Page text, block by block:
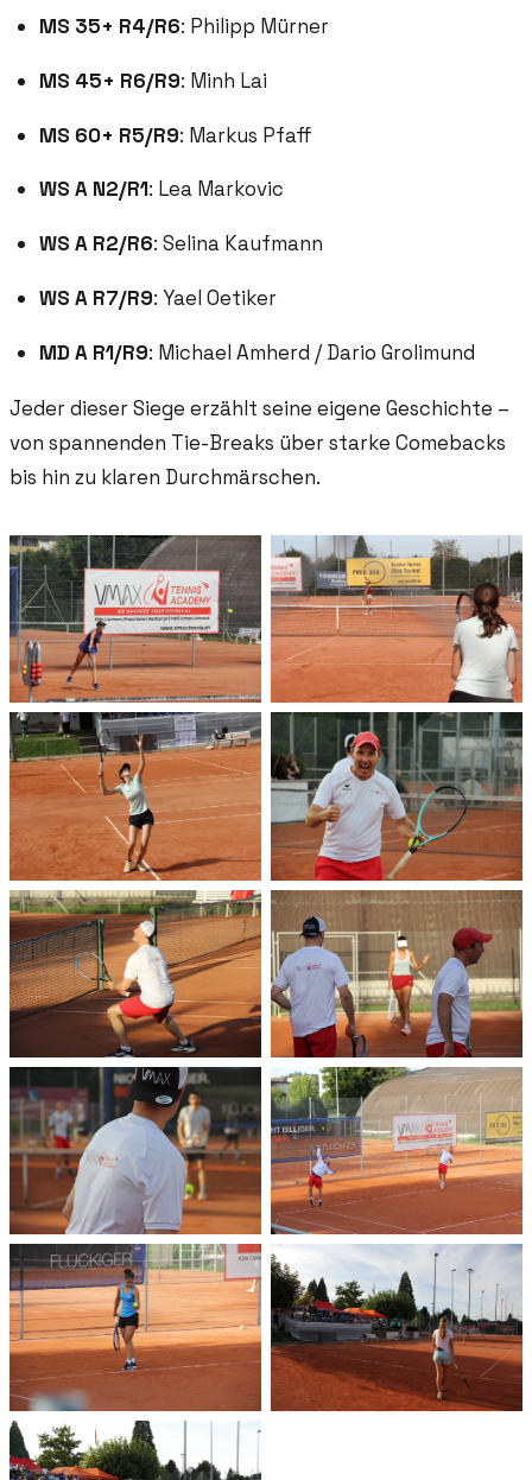
MS 35+ R4/R6: Philipp Mürner
MS 45+ R6/R9: Minh Lai
MS 60+ R5/R9: Markus Pfaff
WS A N2/R1: Lea Markovic
WS A R2/R6: Selina Kaufmann
WS A R7/R9: Yael Oetiker
MD A R1/R9: Michael Amherd / Dario Grolimund
Jeder dieser Siege erzählt seine eigene Geschichte –
von spannenden Tie-Breaks über starke Comebacks
bis hin zu klaren Durchmärschen.